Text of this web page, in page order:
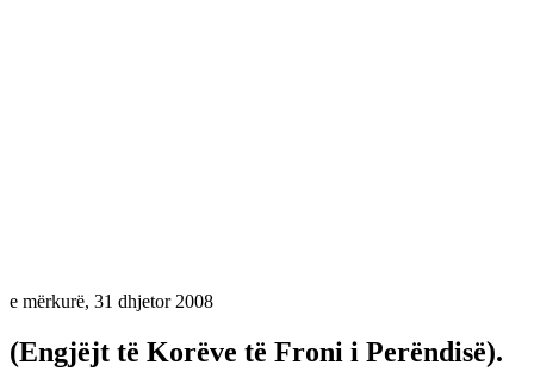
e mërkurë, 31 dhjetor 2008
(Engjëjt të Korëve të Froni i Perëndisë).